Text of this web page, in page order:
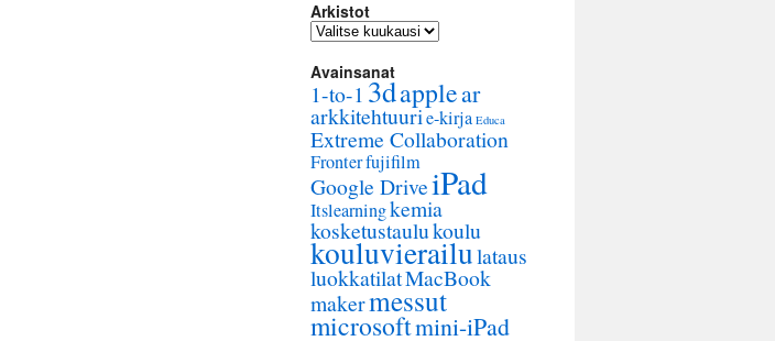
Arkistot
Arkistot
Avainsanat
1-to-13dapplear
arkkitehtuurie-kirja Educa
Extreme Collaboration
Fronterfujifilm
Google DriveiPad
Itslearningkemia
kosketustaulukoulu
kouluvierailulataus
luokkatilatMacBook
makermessut
microsoftmini-iPad